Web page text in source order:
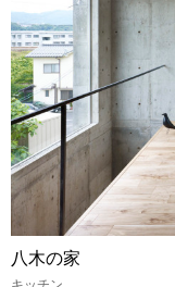
八木の家